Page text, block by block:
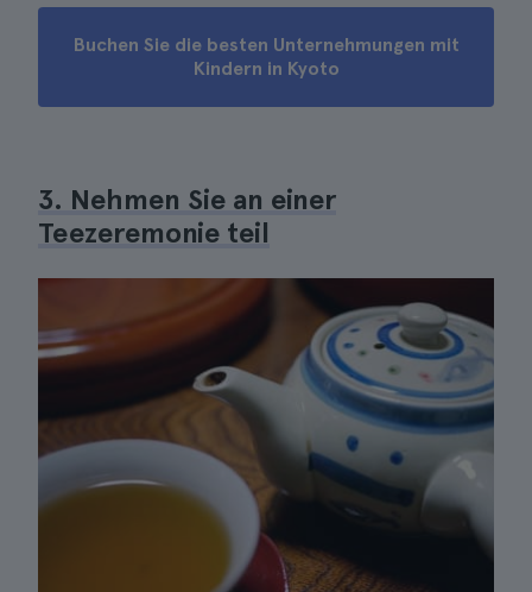
Buchen Sie die besten Unternehmungen mit
Kindern in Kyoto
3. Nehmen Sie an einer
Teezeremonie teil